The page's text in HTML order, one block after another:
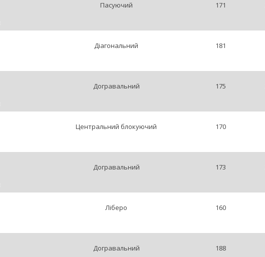
Пасуючий 171
Діагональний 181
Догравальний 175
Центральний блокуючий 170
Догравальний 173
Ліберо 160
Догравальний 188